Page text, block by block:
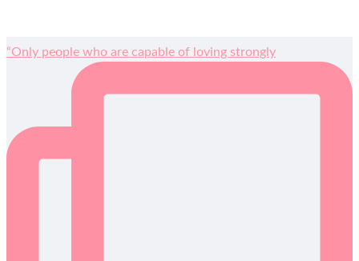
“Only people who are capable of loving strongly